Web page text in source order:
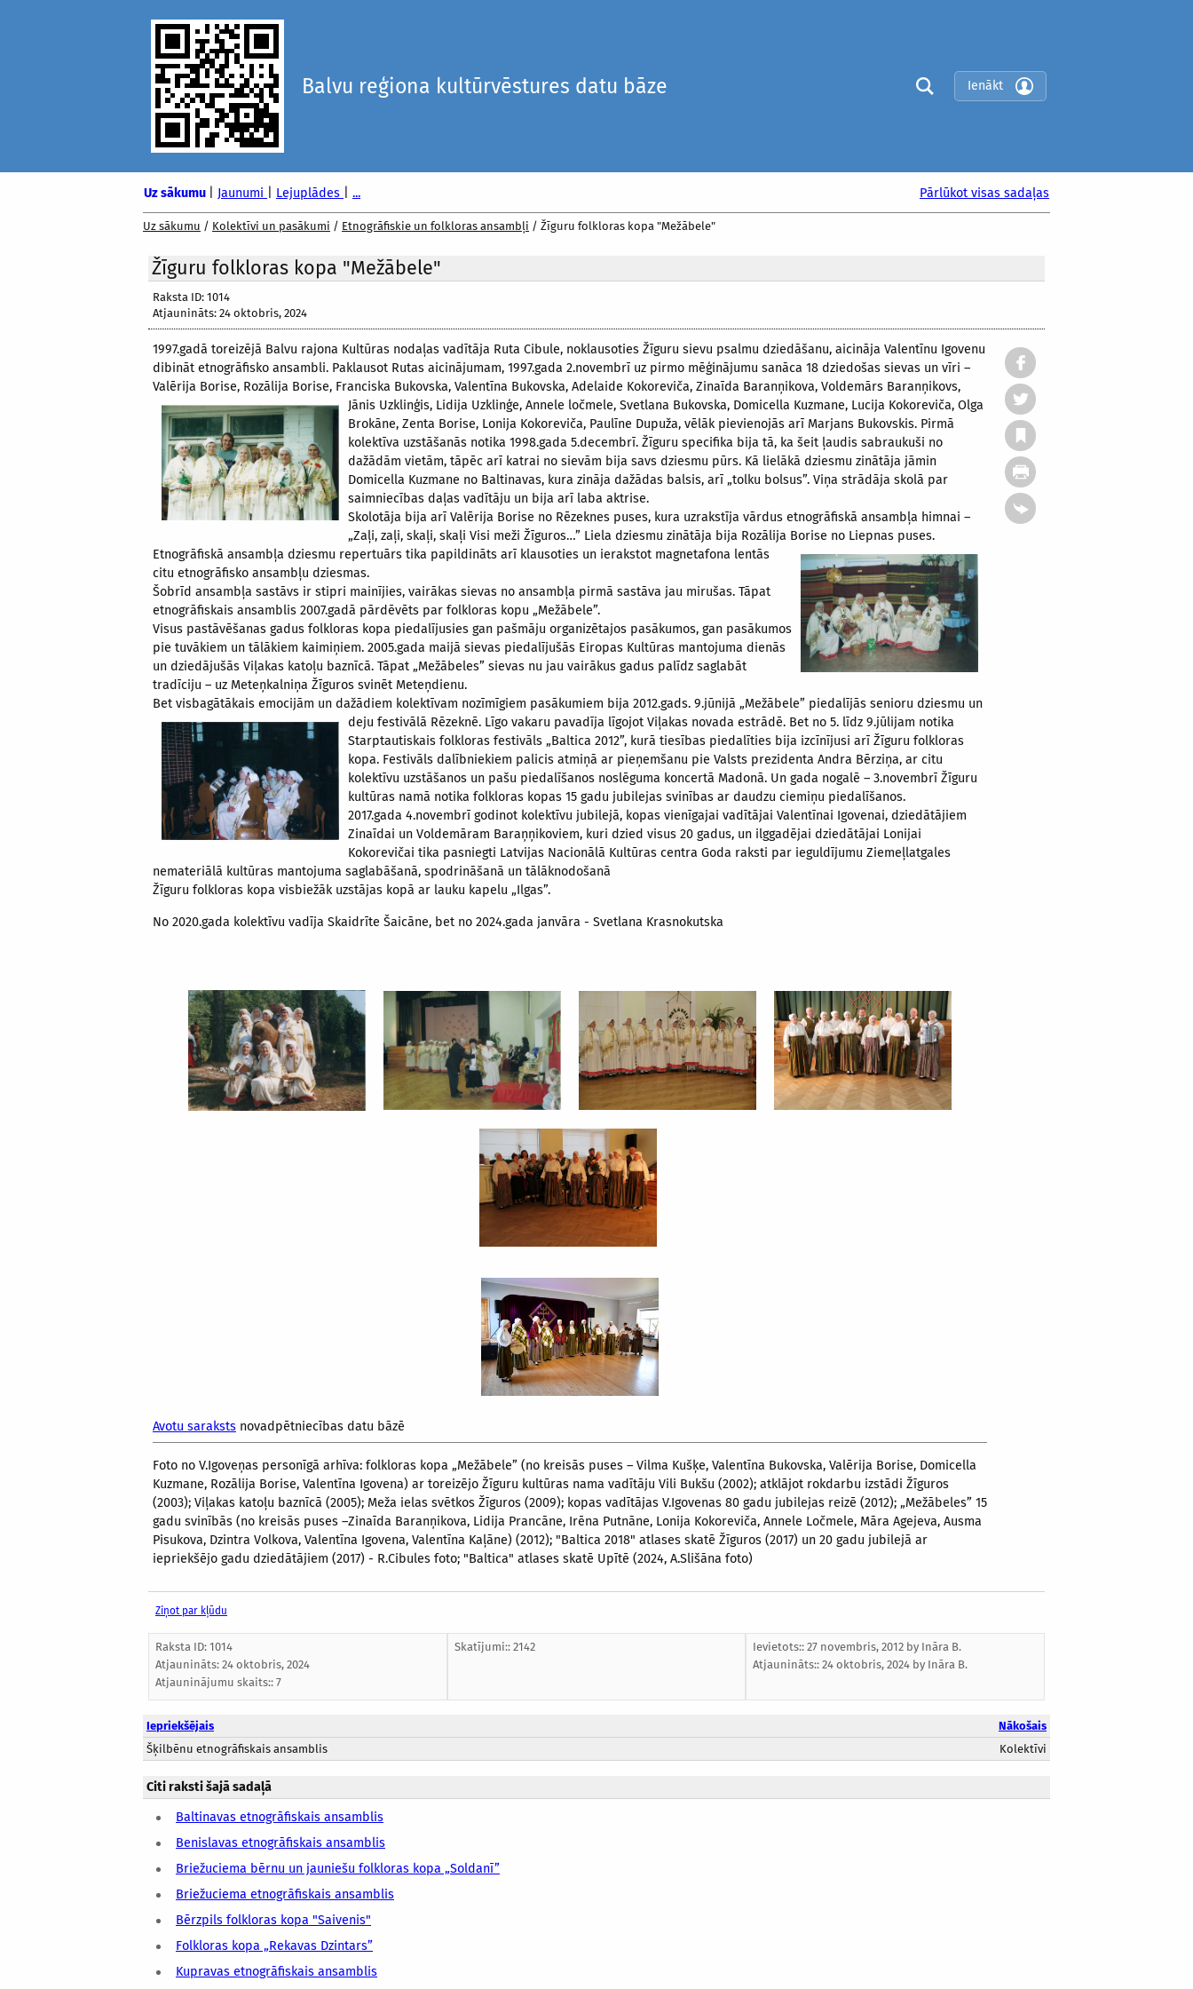
Balvu reģiona kultūrvēstures datu bāze Ienākt
Uz sākumu Jaunumi Lejuplādes ... Pārlūkot visas sadaļas
Uz sākumu / Kolektīvi un pasākumi / Etnogrāfiskie un folkloras ansambļi / Žīguru folkloras kopa "Mežābele"
Žīguru folkloras kopa "Mežābele"
Raksta ID: 1014
Atjaunināts: 24 oktobris, 2024
1997.gadā toreizējā Balvu rajona Kultūras nodaļas vadītāja Ruta Cibule, noklausoties Žīguru sievu psalmu dziedāšanu, aicināja Valentīnu Igovenu
dibināt etnogrāfisko ansambli. Paklausot Rutas aicinājumam, 1997.gada 2.novembrī uz pirmo mēģinājumu sanāca 18 dziedošas sievas un vīri –
Valērija Borise, Rozālija Borise, Franciska Bukovska, Valentīna Bukovska, Adelaide Kokoreviča, Zinaīda Baranņikova, Voldemārs Baranņikovs,
Jānis Uzklinģis, Lidija Uzklinģe, Annele ločmele, Svetlana Bukovska, Domicella Kuzmane, Lucija Kokoreviča, Olga
Brokāne, Zenta Borise, Lonija Kokoreviča, Paulīne Dupuža, vēlāk pievienojās arī Marjans Bukovskis. Pirmā
kolektīva uzstāšanās notika 1998.gada 5.decembrī. Žīguru specifika bija tā, ka šeit ļaudis sabraukuši no
dažādām vietām, tāpēc arī katrai no sievām bija savs dziesmu pūrs. Kā lielākā dziesmu zinātāja jāmin
Domicella Kuzmane no Baltinavas, kura zināja dažādas balsis, arī „tolku bolsus”. Viņa strādāja skolā par
saimniecības daļas vadītāju un bija arī laba aktrise.
Skolotāja bija arī Valērija Borise no Rēzeknes puses, kura uzrakstīja vārdus etnogrāfiskā ansambļa himnai –
„Zaļi, zaļi, skaļi, skaļi Visi meži Žīguros…” Liela dziesmu zinātāja bija Rozālija Borise no Liepnas puses.
Etnogrāfiskā ansambļa dziesmu repertuārs tika papildināts arī klausoties un ierakstot magnetafona lentās
citu etnogrāfisko ansambļu dziesmas.
Šobrīd ansambļa sastāvs ir stipri mainījies, vairākas sievas no ansambļa pirmā sastāva jau mirušas. Tāpat
etnogrāfiskais ansamblis 2007.gadā pārdēvēts par folkloras kopu „Mežābele”.
Visus pastāvēšanas gadus folkloras kopa piedalījusies gan pašmāju organizētajos pasākumos, gan pasākumos
pie tuvākiem un tālākiem kaimiņiem. 2005.gada maijā sievas piedalījušās Eiropas Kultūras mantojuma dienās
un dziedājušās Viļakas katoļu baznīcā. Tāpat „Mežābeles” sievas nu jau vairākus gadus palīdz saglabāt
tradīciju – uz Meteņkalniņa Žīguros svinēt Meteņdienu.
Bet visbagātākais emocijām un dažādiem kolektīvam nozīmīgiem pasākumiem bija 2012.gads. 9.jūnijā „Mežābele” piedalījās senioru dziesmu un
deju festivālā Rēzeknē. Līgo vakaru pavadīja līgojot Viļakas novada estrādē. Bet no 5. līdz 9.jūlijam notika
Starptautiskais folkloras festivāls „Baltica 2012”, kurā tiesības piedalīties bija izcīnījusi arī Žīguru folkloras
kopa. Festivāls dalībniekiem palicis atmiņā ar pieņemšanu pie Valsts prezidenta Andra Bērziņa, ar citu
kolektīvu uzstāšanos un pašu piedalīšanos noslēguma koncertā Madonā. Un gada nogalē – 3.novembrī Žīguru
kultūras namā notika folkloras kopas 15 gadu jubilejas svinības ar daudzu ciemiņu piedalīšanos.
2017.gada 4.novembrī godinot kolektīvu jubilejā, kopas vienīgajai vadītājai Valentīnai Igovenai, dziedātājiem
Zinaīdai un Voldemāram Baraņņikoviem, kuri dzied visus 20 gadus, un ilggadējai dziedātājai Lonijai
Kokorevičai tika pasniegti Latvijas Nacionālā Kultūras centra Goda raksti par ieguldījumu Ziemeļlatgales
nemateriālā kultūras mantojuma saglabāšanā, spodrināšanā un tālāknodošanā
Žīguru folkloras kopa visbiežāk uzstājas kopā ar lauku kapelu „Ilgas”.
No 2020.gada kolektīvu vadīja Skaidrīte Šaicāne, bet no 2024.gada janvāra - Svetlana Krasnokutska
Avotu saraksts novadpētniecības datu bāzē
Foto no V.Igoveņas personīgā arhīva: folkloras kopa „Mežābele” (no kreisās puses – Vilma Kušķe, Valentīna Bukovska, Valērija Borise, Domicella
Kuzmane, Rozālija Borise, Valentīna Igovena) ar toreizējo Žīguru kultūras nama vadītāju Vili Bukšu (2002); atklājot rokdarbu izstādi Žīguros
(2003); Viļakas katoļu baznīcā (2005); Meža ielas svētkos Žīguros (2009); kopas vadītājas V.Igovenas 80 gadu jubilejas reizē (2012); „Mežābeles” 15
gadu svinībās (no kreisās puses –Zinaīda Baranņikova, Lidija Prancāne, Irēna Putnāne, Lonija Kokoreviča, Annele Ločmele, Māra Agejeva, Ausma
Pisukova, Dzintra Volkova, Valentīna Igovena, Valentīna Kaļāne) (2012); "Baltica 2018" atlases skatē Žīguros (2017) un 20 gadu jubilejā ar
iepriekšējo gadu dziedātājiem (2017) - R.Cibules foto; "Baltica" atlases skatē Upītē (2024, A.Slišāna foto)
Ziņot par kļūdu
Raksta ID: 1014
Atjaunināts: 24 oktobris, 2024
Atjauninājumu skaits:: 7
Skatījumi:: 2142 Ievietots:: 27 novembris, 2012 by Ināra B.
Atjaunināts::24 oktobris, 2024 by Ināra B.
Iepriekšējais
Nākošais
Šķilbēnu etnogrāfiskais ansamblis
Kolektīvi
Citi raksti šajā sadaļā
Baltinavas etnogrāfiskais ansamblis
Benislavas etnogrāfiskais ansamblis
Briežuciema bērnu un jauniešu folkloras kopa „Soldanī”
Briežuciema etnogrāfiskais ansamblis
Bērzpils folkloras kopa "Saivenis"
Folkloras kopa „Rekavas Dzintars”
Kupravas etnogrāfiskais ansamblis